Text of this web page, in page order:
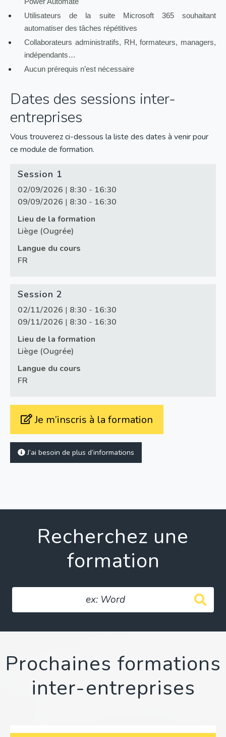
Utilisateurs de la suite Microsoft 365 souhaitant
automatiser des tâches répétitives
Collaborateurs administratifs, RH, formateurs, managers,
indépendants…
Aucun prérequis n’est nécessaire
Dates des sessions inter-
entreprises
Vous trouverez ci-dessous la liste des dates à venir pour
ce module de formation.
Session 1
02/09/2026 | 8:30 - 16:30
09/09/2026 | 8:30 - 16:30
Lieu de la formation
Liège (Ougrée)
Langue du cours
FR
Session 2
02/11/2026 | 8:30 - 16:30
09/11/2026 | 8:30 - 16:30
Lieu de la formation
Liège (Ougrée)
Langue du cours
FR
Je m’inscris à la formation
J’ai besoin de plus d’informations
Recherchez une
formation
Prochaines formations
inter-entreprises